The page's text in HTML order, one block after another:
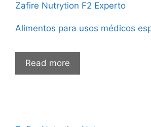
Zafire Nutrytion F2 Experto
Alimentos para usos médicos
Read more